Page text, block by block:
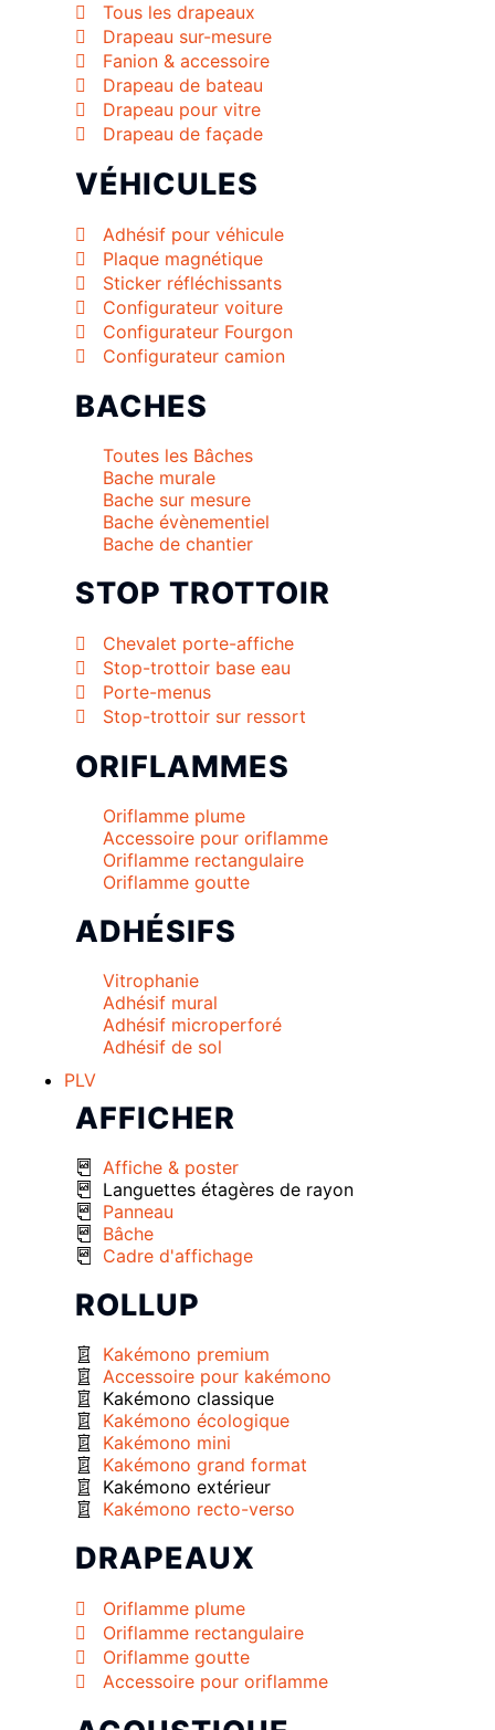
Tous les drapeaux
Drapeau sur-mesure
Fanion & accessoire
Drapeau de bateau
Drapeau pour vitre
Drapeau de façade
VÉHICULES
Adhésif pour véhicule
Plaque magnétique
Sticker réfléchissants
Configurateur voiture
Configurateur Fourgon
Configurateur camion
BACHES
Toutes les Bâches
Bache murale
Bache sur mesure
Bache évènementiel
Bache de chantier
STOP TROTTOIR
Chevalet porte-affiche
Stop-trottoir base eau
Porte-menus
Stop-trottoir sur ressort
ORIFLAMMES
Oriflamme plume
Accessoire pour oriflamme
Oriflamme rectangulaire
Oriflamme goutte
ADHÉSIFS
Vitrophanie
Adhésif mural
Adhésif microperforé
Adhésif de sol
PLV
AFFICHER
Affiche & poster
Languettes étagères de rayon
Panneau
Bâche
Cadre d'affichage
ROLLUP
Kakémono premium
Accessoire pour kakémono
Kakémono classique
Kakémono écologique
Kakémono mini
Kakémono grand format
Kakémono extérieur
Kakémono recto-verso
DRAPEAUX
Oriflamme plume
Oriflamme rectangulaire
Oriflamme goutte
Accessoire pour oriflamme